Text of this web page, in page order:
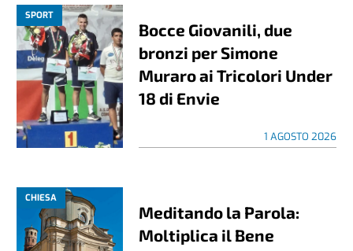
SPORT
Bocce Giovanili, due
bronzi per Simone
Muraro ai Tricolori Under
18 di Envie
1 AGOSTO 2026
CHIESA
Meditando la Parola:
Moltiplica il Bene